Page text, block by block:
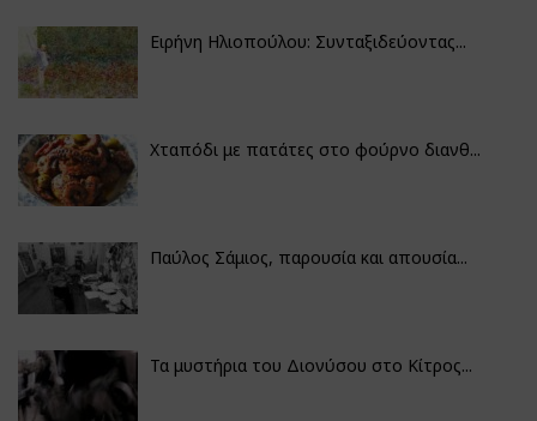
Ειρήνη Ηλιοπούλου: Συνταξιδεύοντας...
Χταπόδι με πατάτες στο φούρνο διανθ...
Παύλος Σάμιος, παρουσία και απουσία...
Τα μυστήρια του Διονύσου στο Κίτρος...